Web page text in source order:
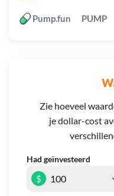
Zie hoeveel
je dollar-cost
Had geïnvesteerd
$
Pump.fun PUMP